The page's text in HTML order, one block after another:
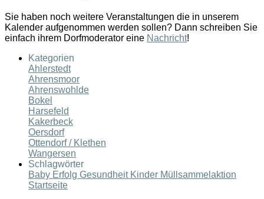
Sie haben noch weitere Veranstaltungen die in unserem
Kalender aufgenommen werden sollen? Dann schreiben Sie
einfach ihrem Dorfmoderator eine Nachricht!
Kategorien
Ahlerstedt
Ahrensmoor
Ahrenswohlde
Bokel
Harsefeld
Kakerbeck
Oersdorf
Ottendorf / Klethen
Wangersen
Schlagwörter
Baby Erfolg Gesundheit Kinder Müllsammelaktion
Startseite